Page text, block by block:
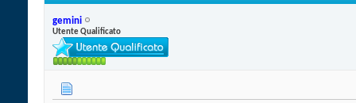
gemini
Utente Qualificato